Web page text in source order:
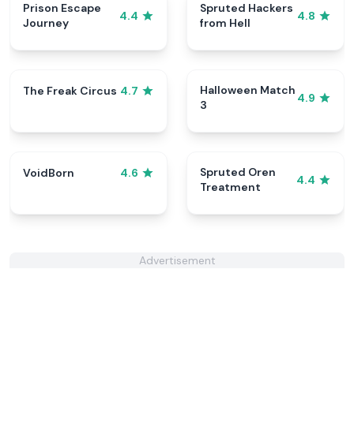
Prison Escape
Journey
4.4
Spruted Hackers
from Hell
4.8
The Freak Circus 4.7
Halloween Match
3
4.9
VoidBorn 4.6
Spruted Oren
Treatment
4.4
Advertisement